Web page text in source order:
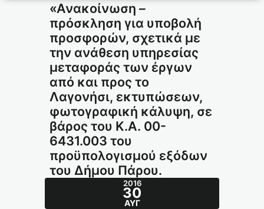
«Ανακοίνωση –
πρόσκληση για υποβολή
προσφορών, σχετικά με
την ανάθεση υπηρεσίας
μεταφοράς των έργων
από και προς το
Λαγονήσι, εκτυπώσεων,
φωτογραφική κάλυψη, σε
βάρος του Κ.Α. 00-
6431.003 του
προϋπολογισμού εξόδων
του Δήμου Πάρου.
2016
30
ΑΥΓ